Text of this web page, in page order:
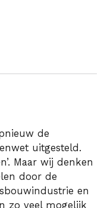
de
uitgesteld.
Maar wij denken
door de
en
zo veel mogelijk